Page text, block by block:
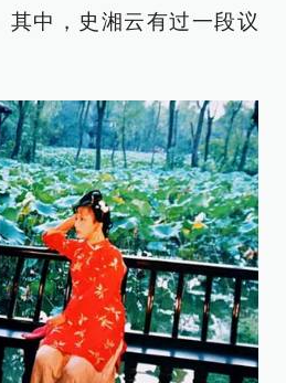
其中，史湘云有过一段议